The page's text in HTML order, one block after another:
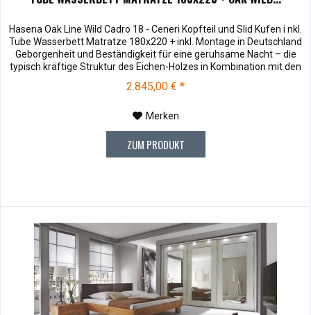
Hasena Oak Line Wild Cadro 18 - Ceneri Kopfteil und Slid Kufen i nkl.
Tube Wasserbett Matratze 180x220 + inkl. Montage in Deutschland
Geborgenheit und Beständigkeit für eine geruhsame Nacht – die
typisch kräftige Struktur des Eichen-Holzes in Kombination mit den
starke und behagliche Aura. Dieses Massivholz...
2.845,00 € *
Merken
ZUM PRODUKT